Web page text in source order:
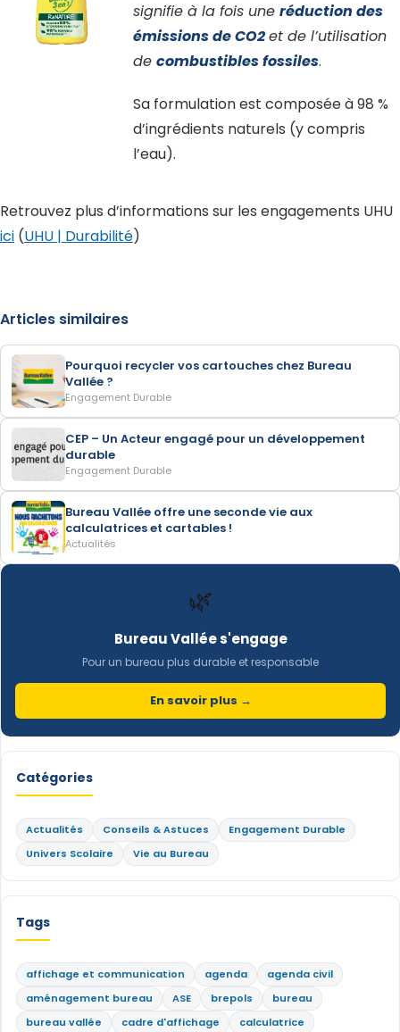
signifie à la fois uneréduction des
émissions de CO2et de l’utilisation
decombustibles fossiles.
Sa formulation est composée à 98 %
d’ingrédients naturels (y compris
l’eau).
Retrouvez plus d’informations sur les engagements UHU
ici (UHU | Durabilité)
Articles similaires
Pourquoi recycler vos cartouches chez Bureau
Vallée ?
Engagement Durable
CEP – Un Acteur engagé pour un développement
durable
Engagement Durable
Bureau Vallée offre une seconde vie aux
calculatrices et cartables !
Actualités
🌿
Bureau Vallée s'engage
Pour un bureau plus durable et responsable
En savoir plus →
Catégories
Actualités Conseils & Astuces
Engagement Durable
Univers Scolaire
Vie au Bureau
Tags
affichage et communication agenda
agenda civil
aménagement bureau
ASE brepols
bureau
bureau vallée
cadre d'affichage calculatrice